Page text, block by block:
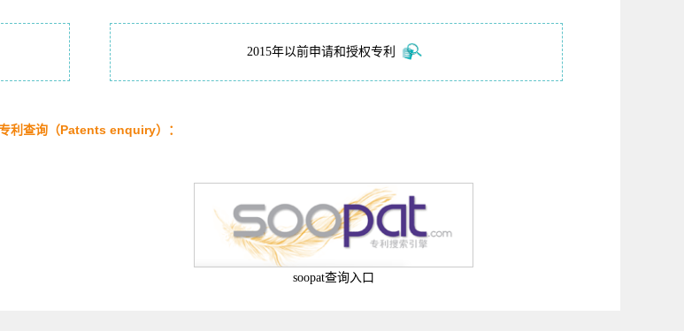
2015年以前申请和授权专利
利查询（Patents enquiry）：
soopat查询入口